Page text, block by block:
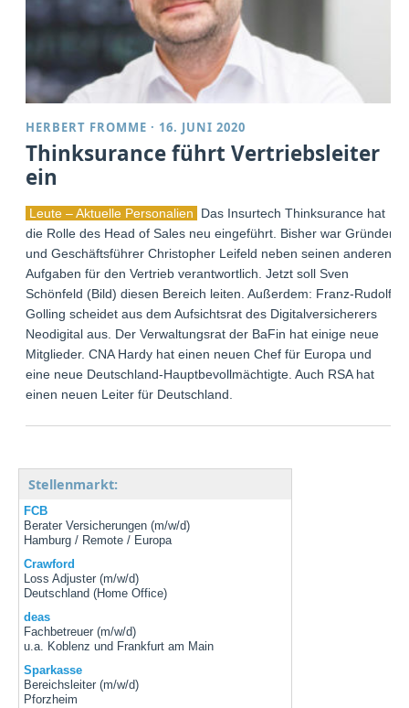
HERBERT FROMME · 16. JUNI 2020
Thinksurance führt Vertriebsleiter
ein
Leute – Aktuelle Personalien
Das Insurtech Thinksurance hat
die Rolle des Head of Sales neu eingeführt. Bisher war Gründer
und Geschäftsführer Christopher Leifeld neben seinen anderen
Aufgaben für den Vertrieb verantwortlich. Jetzt soll Sven
Schönfeld (Bild) diesen Bereich leiten. Außerdem: Franz-Rudolf
Golling scheidet aus dem Aufsichtsrat des Digitalversicherers
Neodigital aus. Der Verwaltungsrat der BaFin hat einige neue
Mitglieder. CNA Hardy hat einen neuen Chef für Europa und
eine neue Deutschland-Hauptbevollmächtigte. Auch RSA hat
einen neuen Leiter für Deutschland.
Stellenmarkt:
FCB
Berater Versicherungen (m/w/d)
Hamburg / Remote / Europa
Crawford
Loss Adjuster (m/w/d)
Deutschland (Home Office)
deas
Fachbetreuer (m/w/d)
u.a. Koblenz und Frankfurt am Main
Sparkasse
Bereichsleiter (m/w/d)
Pforzheim